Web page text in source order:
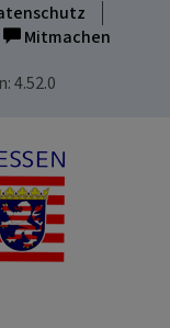
Mitmachen
4.52.0